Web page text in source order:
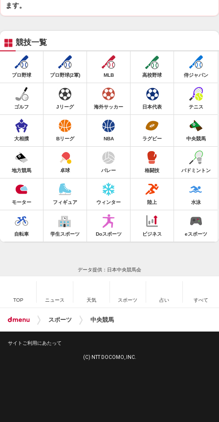
ます。
競技一覧
プロ野球 プロ野球(2軍) MLB 高校野球 侍ジャパン
ゴルフ Jリーグ 海外サッカー 日本代表 テニス
大相撲 Bリーグ NBA ラグビー 中央競馬
地方競馬 卓球 バレー 格闘技 バドミントン
モーター フィギュア ウィンター 陸上 水泳
自転車 学生スポーツ Doスポーツ ビジネス eスポーツ
データ提供：日本中央競馬会
TOP ニュース 天気 スポーツ 占い すべて
スポーツ 中央競馬
サイトご利用にあたって
(C) NTT DOCOMO, INC.